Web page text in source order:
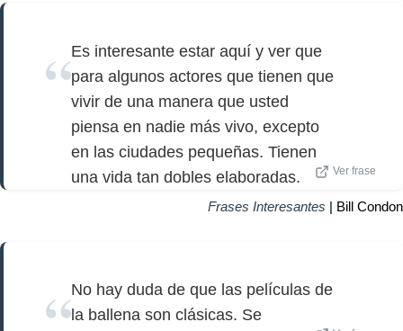
Es interesante estar aquí y ver que
para algunos actores que tienen que
vivir de una manera que usted
piensa en nadie más vivo, excepto
en las ciudades pequeñas. Tienen
una vida tan dobles elaboradas.
Ver frase
Frases Interesantes | Bill Condon
No hay duda de que las películas de
la ballena son clásicas. Se